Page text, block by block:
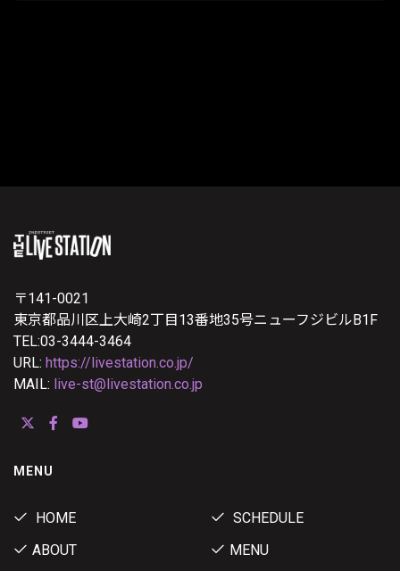
〒141-0021
東京都品川区上大崎2丁目13番地35号ニューフジビルB1F
TEL:03-3444-3464
URL: https://livestation.co.jp/
MAIL: live-st@livestation.co.jp
MENU
HOME
SCHEDULE
ABOUT
MENU